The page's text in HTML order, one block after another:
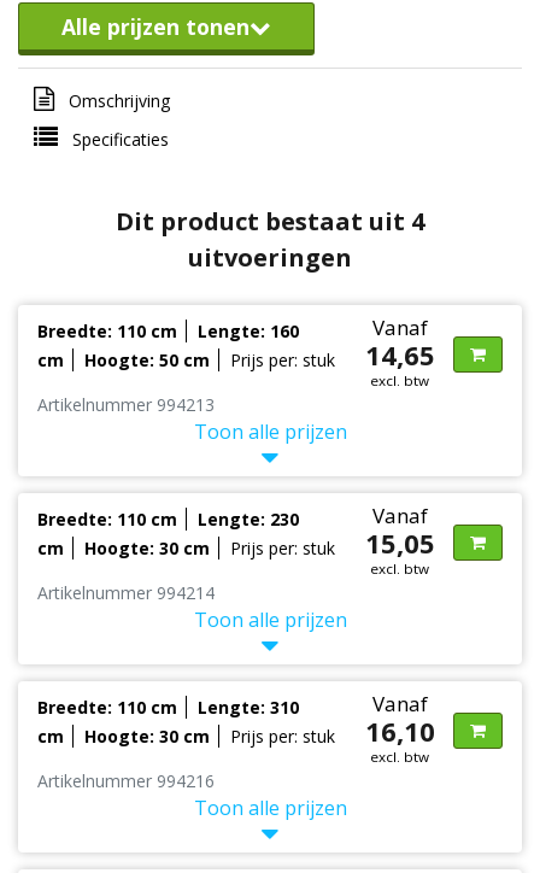
Alle prijzen tonen
Omschrijving
Specificaties
Dit product bestaat uit 4
uitvoeringen
Breedte: 110 cm
Lengte: 160
cm
Hoogte: 50 cm Prijs per: stuk
Vanaf
14,65
excl. btw
Artikelnummer 994213
Toon alle prijzen
Breedte: 110 cm
Lengte: 230
cm
Hoogte: 30 cm Prijs per: stuk
Vanaf
15,05
excl. btw
Artikelnummer 994214
Toon alle prijzen
Breedte: 110 cm
Lengte: 310
cm
Hoogte: 30 cm Prijs per: stuk
Vanaf
16,10
excl. btw
Artikelnummer 994216
Toon alle prijzen